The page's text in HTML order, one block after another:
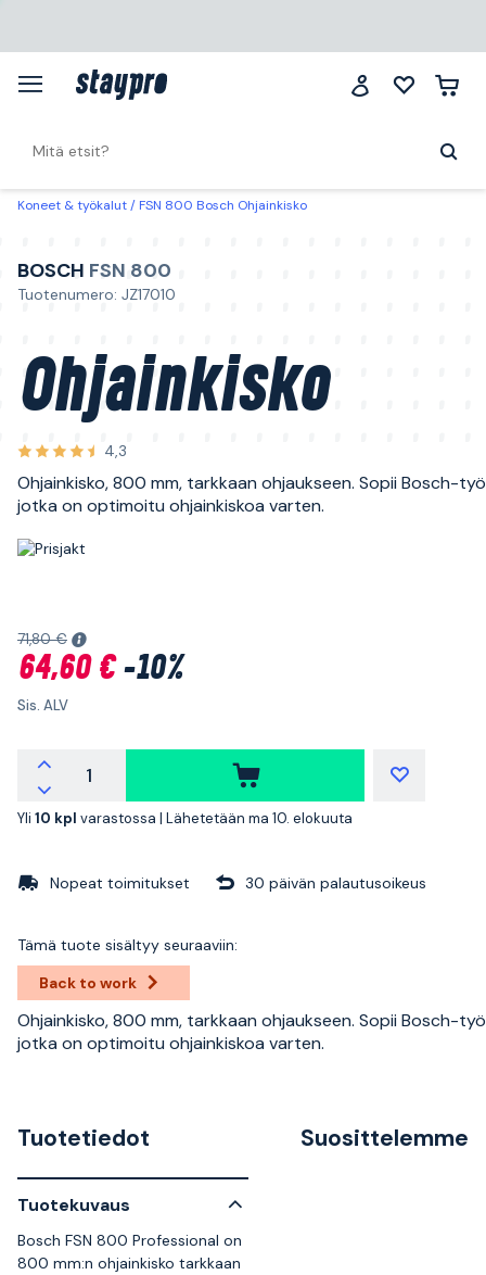
Koneet & työkalut FSN 800 Bosch Ohjainkisko
BOSCH FSN 800
Tuotenumero: JZ17010
Ohjainkisko
4,3
Ohjainkisko, 800 mm, tarkkaan ohjaukseen. Sopii Bosch-
jotka on optimoitu ohjainkiskoa varten.
71,80 €
64,60 €-10%
Sis. ALV
Yli 10 kpl varastossa | Lähetetään ma 10. elokuuta
Nopeat toimitukset 30 päivän palautusoikeus
Tämä tuote sisältyy seuraaviin:
Back to work
Ohjainkisko, 800 mm, tarkkaan ohjaukseen. Sopii Bosch-
jotka on optimoitu ohjainkiskoa varten.
Tuotetiedot
Tuotekuvaus
Bosch FSN 800 Professional on
800 mm:n ohjainkisko tarkkaan
Suosittelemme